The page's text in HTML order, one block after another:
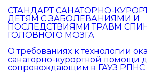
СТАНДАРТ САНАТОРНО-
ДЕТЯМ С ЗАБОЛЕВАНИЯМИ И
ПОСЛЕДСТВИЯМИ ТРАВМ
ГОЛОВНОГО МОЗГА
О требованиях к технологии
санаторно-курортной помощи
сопровождающим в ГАУЗ РПНС